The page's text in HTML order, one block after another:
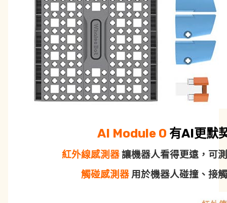
AI Module 0 有AI更默
紅外線感測器讓機器人看得更遠，可
觸碰感測器 用於機器人碰撞、接